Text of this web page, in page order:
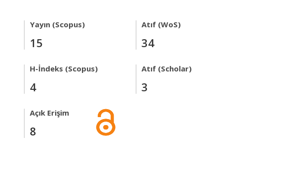
Yayın (Scopus)
15
Atıf (WoS)
34
H-İndeks (Scopus)
4
Atıf (Scholar)
3
Açık Erişim
8